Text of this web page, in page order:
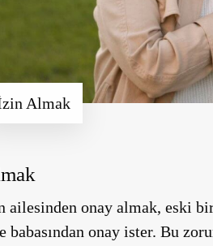
Almak
ailesinden onay almak, eski
babasından onay ister. Bu